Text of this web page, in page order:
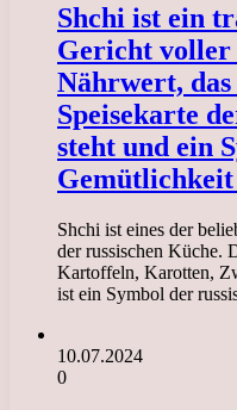
Shchi ist ein
Gericht voller
Nährwert, das
Speisekarte
steht und ein
Shchi ist eines der
der russischen Küche.
Kartoffeln, Karotten,
ist ein Symbol der
10.07.2024
0